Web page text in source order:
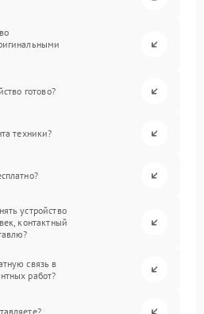
готово?
техники?
устройство
контактный
связь в
работ?